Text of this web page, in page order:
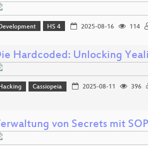
HS 4 2025-08-16 114
Hardcoded: Unlocking
Cassiopeia 2025-08-11 396
von Secrets mit